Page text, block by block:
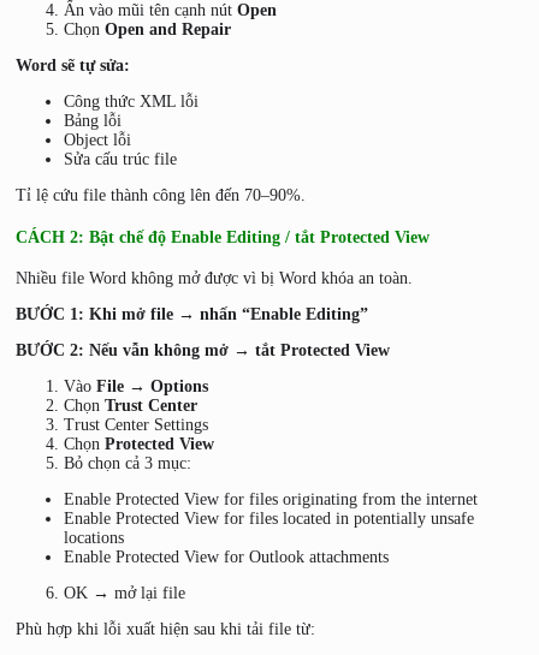
Ấn vào mũi tên cạnh nút Open
Chọn Open and Repair
Word sẽ tự sửa:
Công thức XML lỗi
Bảng lỗi
Object lỗi
Sửa cấu trúc file
Tỉ lệ cứu file thành công lên đến 70–90%.
CÁCH 2: Bật chế độ Enable Editing / tắt Protected View
Nhiều file Word không mở được vì bị Word khóa an toàn.
BƯỚC 1: Khi mở file → nhấn “Enable Editing”
BƯỚC 2: Nếu vẫn không mở → tắt Protected View
Vào File → Options
Chọn Trust Center
Trust Center Settings
Chọn Protected View
Bỏ chọn cả 3 mục:
Enable Protected View for files originating from the internet
Enable Protected View for files located in potentially unsafe
locations
Enable Protected View for Outlook attachments
OK → mở lại file
Phù hợp khi lỗi xuất hiện sau khi tải file từ: